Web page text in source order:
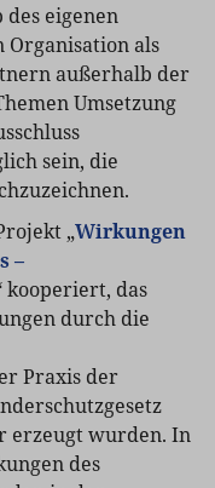
eigenen
Organisation als
außerhalb der
Umsetzung
sein, die
„Wirkungen
–
kooperiert, das
durch die
Praxis der
erzeugt wurden. In
des